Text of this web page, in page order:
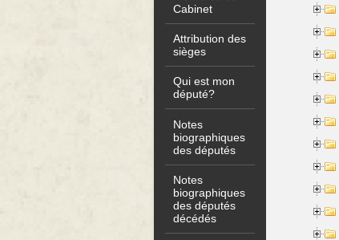
Cabinet
Attribution des
sièges
Qui est mon
député?
Notes
biographiques
des députés
Notes
biographiques
des députés
décédés